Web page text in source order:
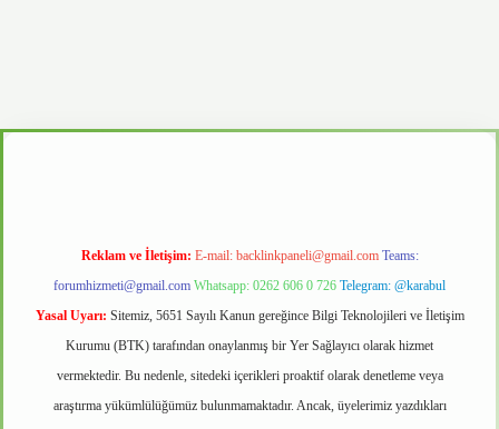
Reklam ve İletişim: E-mail: backlinkpaneli@gmail.com Teams:
forumhizmeti@gmail.com Whatsapp: 0262 606 0 726 Telegram: @karabul
Yasal Uyarı: Sitemiz, 5651 Sayılı Kanun gereğince Bilgi Teknolojileri ve İletişim
Kurumu (BTK) tarafından onaylanmış bir Yer Sağlayıcı olarak hizmet
vermektedir. Bu nedenle, sitedeki içerikleri proaktif olarak denetleme veya
araştırma yükümlülüğümüz bulunmamaktadır. Ancak, üyelerimiz yazdıkları